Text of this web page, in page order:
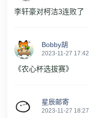
李轩豪对柯洁3连败了
Bobby胡
2023-11-27 17:42
《农心杯选拔赛》
星辰邮寄
2023-11-27 18:27